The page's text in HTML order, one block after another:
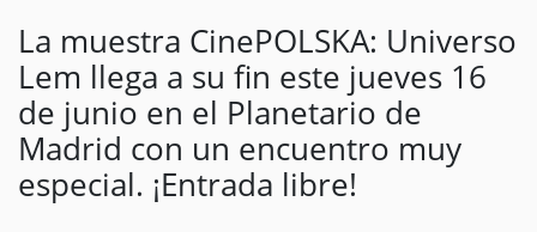
La muestra CinePOLSKA: Universo
Lem llega a su fin este jueves 16
de junio en el Planetario de
Madrid con un encuentro muy
especial. ¡Entrada libre!